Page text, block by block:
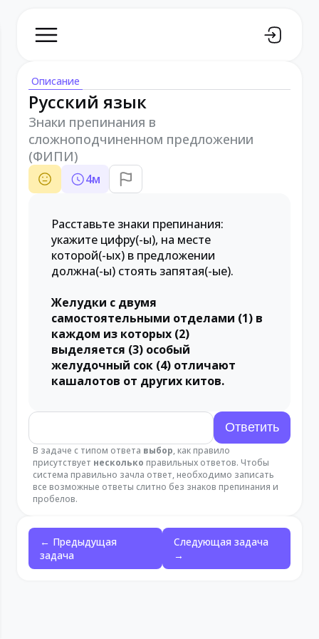
Описание
Русский язык
Знаки препинания в
сложноподчиненном предложении
(ФИПИ)
4м
Расставьте знаки препинания:
укажите цифру(-ы), на месте
которой(-ых) в предложении
должна(-ы) стоять запятая(-ые).
Желудки с двумя
самостоятельными отделами (1) в
каждом из которых (2)
выделяется (3) особый
желудочный сок (4) отличают
кашалотов от других китов.
В задаче с типом ответа выбор, как правило
присутствует несколько правильных ответов. Чтобы
система правильно зачла ответ, необходимо записать
все возможные ответы слитно без знаков препинания и
пробелов.
← Предыдущая
задача
Следующая задача
→